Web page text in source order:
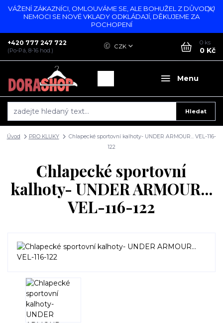
VÁŽENÍ ZÁKAZNÍCI, OMLOUVÁME SE, ALE BOHUŽEL Z DŮVODU
NEMOCI SE NOVÉ VKLADY ODKLÁDAJÍ, DĚKUJEME ZA
POCHOPENÍ
Menu
CZK
Hledat
+420 777 247 722
(Po-Pá, 8-16 hod.)
0 ks
0 Kč
Úvod PRO KLUKY
Chlapecké sportovní kalhoty- UNDER ARMOUR... VEL-116-
122
Chlapecké sportovní
kalhoty- UNDER ARMOUR...
VEL-116-122